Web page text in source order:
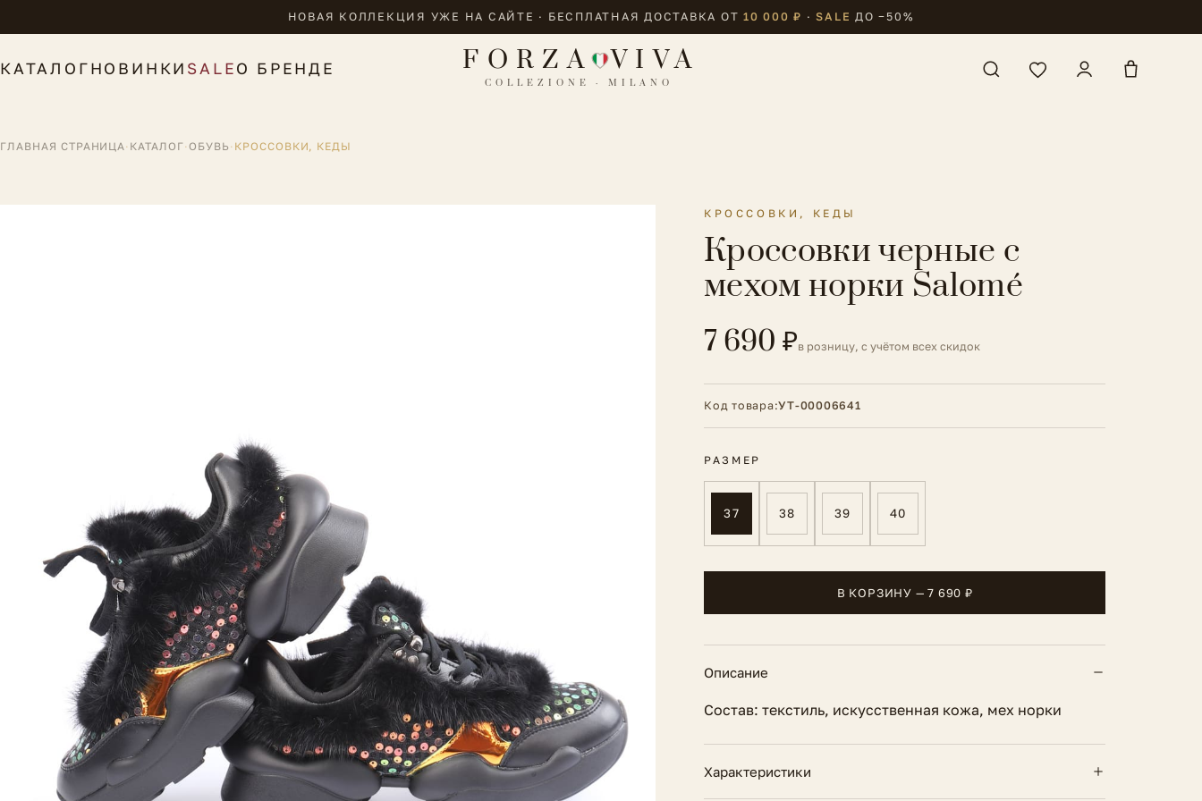
НОВАЯ КОЛЛЕКЦИЯ УЖЕ НА САЙТЕ · БЕСПЛАТНАЯ ДОСТАВКА ОТ10 000 ₽ · SALE ДО −50%
КАТАЛОГНОВИНКИ SALEО БРЕНДЕ FORZA VIVA
COLLEZIONE · MILANO
ГЛАВНАЯ СТРАНИЦА· КАТАЛОГ·ОБУВЬ· КРОССОВКИ, КЕДЫ
КРОССОВКИ, КЕДЫ
Кроссовки черные с
мехом норки Salomé
7 690 ₽в розницу, с учётом всех скидок
Код товара:УТ-00006641
РАЗМЕР
37 38 39 40
В КОРЗИНУ — 7 690 ₽
Описание
Состав: текстиль, искусственная кожа, мех норки
Характеристики